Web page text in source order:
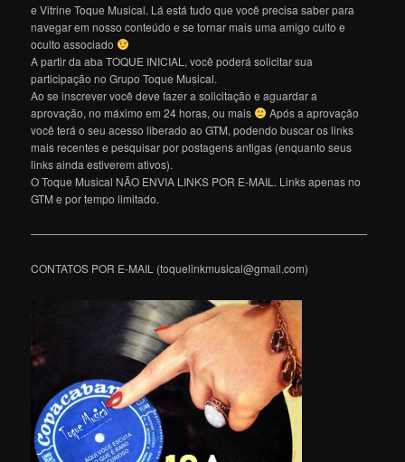
e Vitrine Toque Musical. Lá está tudo que você precisa saber para
navegar em nosso conteúdo e se tornar mais uma amigo culto e
oculto associado
A partir da aba TOQUE INICIAL, você poderá solicitar sua
participação no Grupo Toque Musical.
Ao se inscrever você deve fazer a solicitação e aguardar a
aprovação, no máximo em 24 horas, ou mais
Após a aprovação
você terá o seu acesso liberado ao GTM, podendo buscar os links
mais recentes e pesquisar por postagens antigas (enquanto seus
links ainda estiverem ativos).
O Toque Musical NÃO ENVIA LINKS POR E-MAIL. Links apenas no
GTM e por tempo limitado.
———————————————————————————————
CONTATOS POR E-MAIL (toquelinkmusical@gmail.com)